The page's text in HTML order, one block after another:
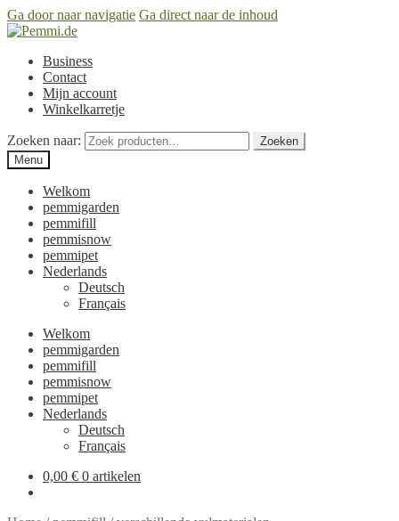
Ga door naar navigatie Ga direct naar de inhoud
Business
Contact
Mijn account
Winkelkarretje
Zoeken naar:
Zoeken
Menu
Welkom
pemmigarden
pemmifill
pemmisnow
pemmipet
Nederlands
Deutsch
Français
Welkom
pemmigarden
pemmifill
pemmisnow
pemmipet
Nederlands
Deutsch
Français
0,00 € 0 artikelen